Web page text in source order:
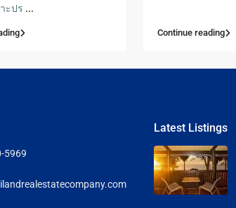
ะปร ...
Continue reading
5969
Latest Listings